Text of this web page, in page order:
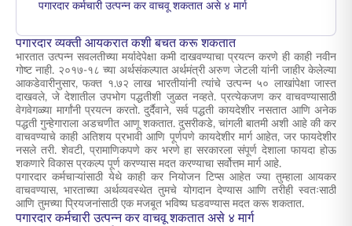
पगारदार कर्मचारी उत्पन्न कर वाचवू शकतात असे ४ मार्ग
पगारदार व्यक्ती आयकरात कशी बचत करू शकतात
भारतात उत्पन्न सवलतीच्या मर्यादेपेक्षा कमी दाखवण्याचा प्रयत्न करणे ही काही नवीन
गोष्ट नाही. २०१७-१८ च्या अर्थसंकल्पात अर्थमंत्री अरुण जेटली यांनी जाहीर केलेल्या
आकडेवारीनुसार, फक्त १.७२ लाख भारतीयांनी त्यांचे उत्पन्न ५० लाखांपेक्षा जास्त
दाखवले, जे देशातील उपभोग पद्धतीशी जुळत नव्हते. प्रत्येकजण कर वाचवण्यासाठी
वेगवेगळ्या मार्गांनी प्रयत्न करतो. दुर्दैवाने, सर्व पद्धती कायदेशीर नसतात आणि अनेक
पद्धती गुन्हेगाराला अडचणीत आणू शकतात. दुसरीकडे, चांगली बातमी अशी आहे की कर
वाचवण्याचे काही अतिशय प्रभावी आणि पूर्णपणे कायदेशीर मार्ग आहेत, जर फायदेशीर
नसले तरी. शेवटी, प्रामाणिकपणे कर भरणे हा सरकारला संपूर्ण देशाला फायदा होऊ
शकणारे विकास प्रकल्प पूर्ण करण्यास मदत करण्याचा सर्वोत्तम मार्ग आहे.
पगारदार कर्मचाऱ्यांसाठी येथे काही कर नियोजन टिप्स आहेत ज्या तुम्हाला आयकर
वाचवण्यास, भारताच्या अर्थव्यवस्थेत तुमचे योगदान देण्यास आणि तरीही स्वतःसाठी
आणि तुमच्या प्रियजनांसाठी एक मजबूत भविष्य घडवण्यास मदत करू शकतात.
पगारदार कर्मचारी उत्पन्न कर वाचवू शकतात असे ४ मार्ग